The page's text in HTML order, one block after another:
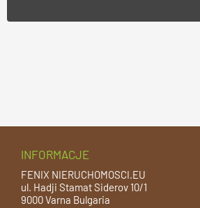
INFORMACJE
FENIX NIERUCHOMOSCI.EU
ul. Hadji Stamat Siderov 10/1
9000 Varna Bulgaria